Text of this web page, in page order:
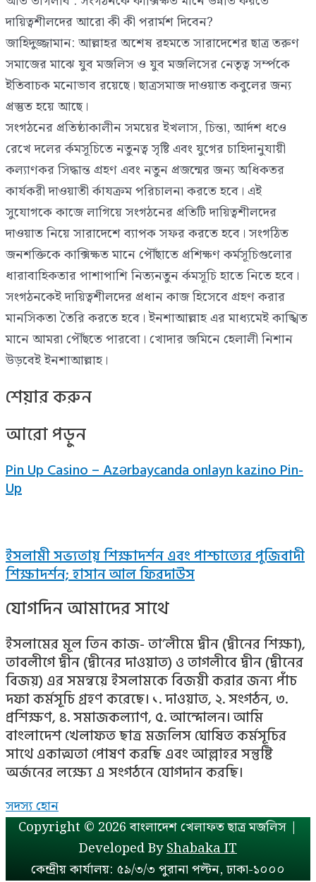
দায়িত্বশীলদের আরো কী কী পরার্মশ দিবেন?
জাহিদুজ্জামান: আল্লাহর অশেষ রহমতে সারাদেশের ছাত্র তরুণ
সমাজের মাঝে যুব মজলিস ও যুব মজলিসের নেতৃত্ব সর্ম্পকে
ইতিবাচক মনোভাব রয়েছে। ছাত্রসমাজ দাওয়াত কবুলের জন্য
প্রস্তুত হয়ে আছে।
সংগঠনের প্রতিষ্ঠাকালীন সময়ের ইখলাস, চিন্তা, আর্দশ ধওে
রেখে দলের র্কমসূচিতে নতুনত্ব সৃষ্টি এবং যুগের চাহিদানুযায়ী
কল্যাণকর সিদ্ধান্ত গ্রহণ এবং নতুন প্রজন্মের জন্য অধিকতর
কার্যকরী দাওয়াতী র্কাযক্রম পরিচালনা করতে হবে। এই
সুযোগকে কাজে লাগিয়ে সংগঠনের প্রতিটি দায়িত্বশীলদের
দাওয়াত নিয়ে সারাদেশে ব্যাপক সফর করতে হবে। সংগঠিত
জনশক্তিকে কাক্সিক্ষত মানে পৌঁছাতে প্রশিক্ষণ কর্মসূচিগুলোর
ধারাবাহিকতার পাশাপাশি নিত্যনতুন র্কমসূচি হাতে নিতে হবে।
সংগঠনকেই দায়িত্বশীলদের প্রধান কাজ হিসেবে গ্রহণ করার
মানসিকতা তৈরি করতে হবে। ইনশাআল্লাহ এর মাধ্যমেই কাঙ্খিত
মানে আমরা পৌঁছতে পারবো। খোদার জমিনে হেলালী নিশান
উড়বেই ইনশাআল্লাহ।
শেয়ার করুন
আরো পড়ুন
Pin Up Casino – Azərbaycanda onlayn kazino Pin-
Up
ইসলামী সভ্যতায় শিক্ষাদর্শন এবং পাশ্চাত্যের পুজিবাদী
শিক্ষাদর্শন; হাসান আল ফিরদাউস
যোগদিন আমাদের সাথে
ইসলামের মূল তিন কাজ- তা’লীমে দ্বীন (দ্বীনের শিক্ষা),
তাবলীগে দ্বীন (দ্বীনের দাওয়াত) ও তাগলীবে দ্বীন (দ্বীনের
বিজয়) এর সমন্বয়ে ইসলামকে বিজয়ী করার জন্য পাঁচ
দফা কর্মসূচি গ্রহণ করেছে। ১. দাওয়াত, ২. সংগঠন, ৩.
প্রশিক্ষণ, ৪. সমাজকল্যাণ, ৫. আন্দোলন। আমি
বাংলাদেশ খেলাফত ছাত্র মজলিস ঘোষিত কর্মসূচির
সাথে একাত্মতা পোষণ করছি এবং আল্লাহর সন্তুষ্টি
অর্জনের লক্ষ্যে এ সংগঠনে যোগদান করছি।
সদস্য হোন
Copyright © 2026বাংলাদেশ খেলাফত ছাত্র মজলিস |
Developed ByShabaka IT
কেন্দ্রীয় কার্যালয়: ৫৯/৩/৩ পুরানা পল্টন, ঢাকা-১০০০